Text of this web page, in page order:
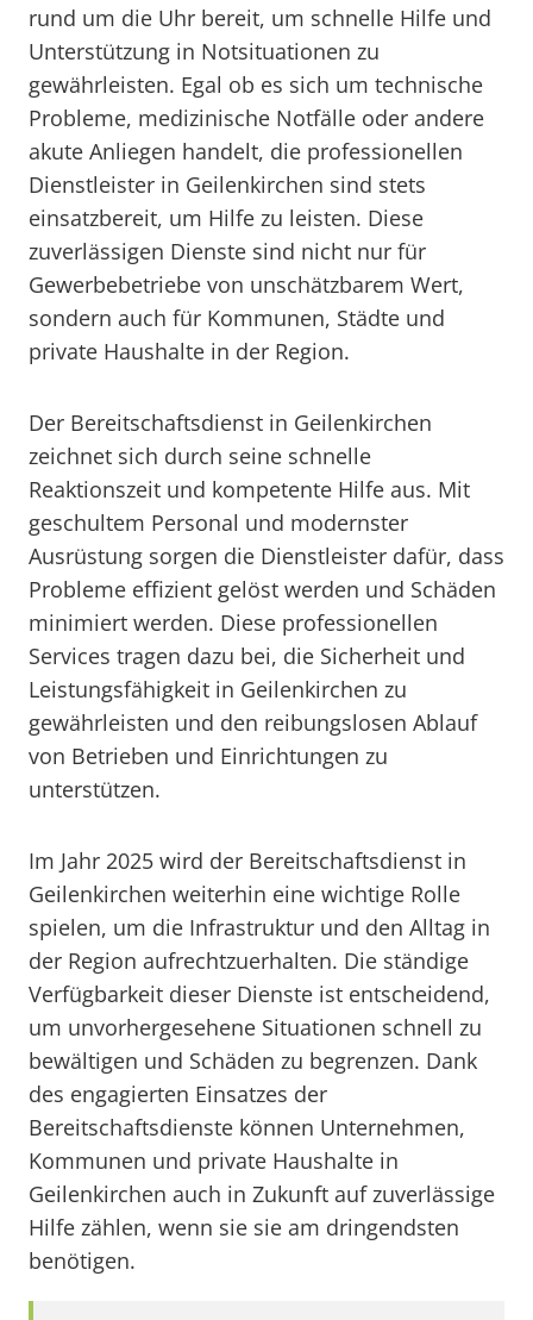
rund um die Uhr bereit, um schnelle Hilfe und
Unterstützung in Notsituationen zu
gewährleisten. Egal ob es sich um technische
Probleme, medizinische Notfälle oder andere
akute Anliegen handelt, die professionellen
Dienstleister in Geilenkirchen sind stets
einsatzbereit, um Hilfe zu leisten. Diese
zuverlässigen Dienste sind nicht nur für
Gewerbebetriebe von unschätzbarem Wert,
sondern auch für Kommunen, Städte und
private Haushalte in der Region.
Der Bereitschaftsdienst in Geilenkirchen
zeichnet sich durch seine schnelle
Reaktionszeit und kompetente Hilfe aus. Mit
geschultem Personal und modernster
Ausrüstung sorgen die Dienstleister dafür, dass
Probleme effizient gelöst werden und Schäden
minimiert werden. Diese professionellen
Services tragen dazu bei, die Sicherheit und
Leistungsfähigkeit in Geilenkirchen zu
gewährleisten und den reibungslosen Ablauf
von Betrieben und Einrichtungen zu
unterstützen.
Im Jahr 2025 wird der Bereitschaftsdienst in
Geilenkirchen weiterhin eine wichtige Rolle
spielen, um die Infrastruktur und den Alltag in
der Region aufrechtzuerhalten. Die ständige
Verfügbarkeit dieser Dienste ist entscheidend,
um unvorhergesehene Situationen schnell zu
bewältigen und Schäden zu begrenzen. Dank
des engagierten Einsatzes der
Bereitschaftsdienste können Unternehmen,
Kommunen und private Haushalte in
Geilenkirchen auch in Zukunft auf zuverlässige
Hilfe zählen, wenn sie sie am dringendsten
benötigen.